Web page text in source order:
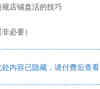
店铺盘活的技巧
必要）
内容已隐藏，请付费后查看